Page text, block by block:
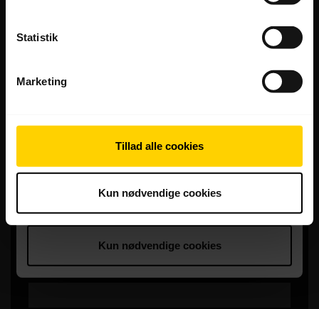
Statistik
Marketing
Tillad alle cookies
Kun nødvendige cookies